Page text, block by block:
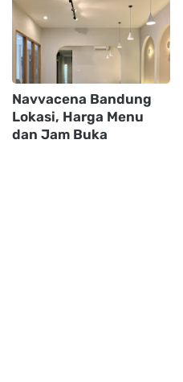
Navvacena Bandung
Lokasi, Harga Menu
dan Jam Buka